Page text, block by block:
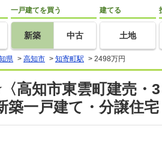
一戸建てを買う
新築 中古
建てる
土地
県 > 高知市 > 知寄町駅 > 2498万円
高知市東雲町建売・
一戸建て・分譲住宅